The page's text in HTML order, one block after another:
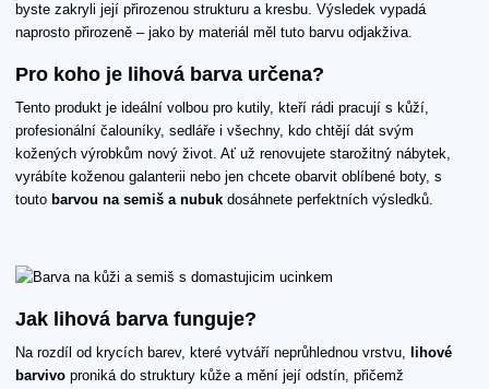
byste zakryli její přirozenou strukturu a kresbu. Výsledek vypadá
naprosto přirozeně – jako by materiál měl tuto barvu odjakživa.
Pro koho je lihová barva určena?
Tento produkt je ideální volbou pro kutily, kteří rádi pracují s kůží,
profesionální čalouníky, sedláře i všechny, kdo chtějí dát svým
kožených výrobkům nový život. Ať už renovujete starožitný nábytek,
vyrábíte koženou galanterii nebo jen chcete obarvit oblíbené boty, s
touto barvou na semiš a nubuk dosáhnete perfektních výsledků.
Jak lihová barva funguje?
Na rozdíl od krycích barev, které vytváří neprůhlednou vrstvu, lihové
barvivo proniká do struktury kůže a mění její odstín, přičemž